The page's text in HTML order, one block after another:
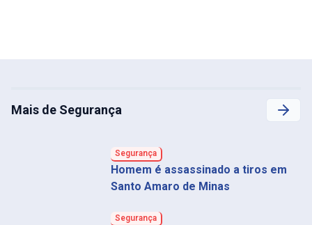
Mais de Segurança
Segurança
Homem é assassinado a tiros em
Santo Amaro de Minas
Segurança